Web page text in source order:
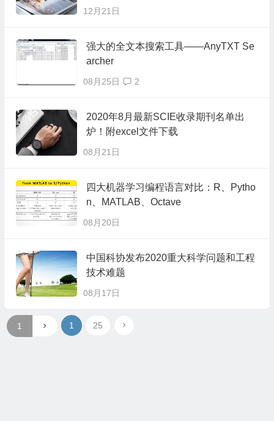
12月21日
强大的全文本搜索工具——AnyTXT Se
archer
08月25日 2
2020年8月最新SCIE收录期刊名单出
炉！附excel文件下载
08月21日
四大机器学习编程语言对比：R、Pytho
n、MATLAB、Octave
08月20日
中国科协发布2020重大科学问题和工程
技术难题
08月17日
1 25